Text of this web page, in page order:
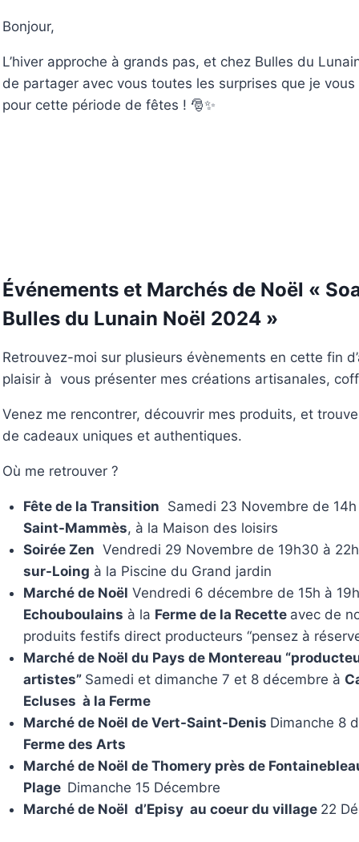
Bonjour,
L’hiver approche à grands pas, et chez Bulles du
de partager avec vous toutes les surprises que je vous
pour cette période de fêtes ! 🎅✨
Événements et Marchés de Noël «
Bulles du Lunain Noël 2024 »
Retrouvez-moi sur plusieurs évènements en cette fin
plaisir à vous présenter mes créations artisanales,
Venez me rencontrer, découvrir mes produits, et
de cadeaux uniques et authentiques.
Où me retrouver ?
Fête de la Transition Samedi 23 Novembre de 14h
Saint-Mammès, à la Maison des loisirs
Soirée Zen Vendredi 29 Novembre de 19h30 à
sur-Loing à la Piscine du Grand jardin
Marché de Noël Vendredi 6 décembre de 15h à
Echouboulains à la Ferme de la Recette avec de
produits festifs direct producteurs “pensez à
Marché de Noël du Pays de Montereau
artistes” Samedi et dimanche 7 et 8 décembre à
Ecluses à la Ferme
Marché de Noël de Vert-Saint-Denis Dimanche 8
Ferme des Arts
Marché de Noël de Thomery près de
Plage Dimanche 15 Décembre
Marché de Noël d’Episy au coeur du village 22